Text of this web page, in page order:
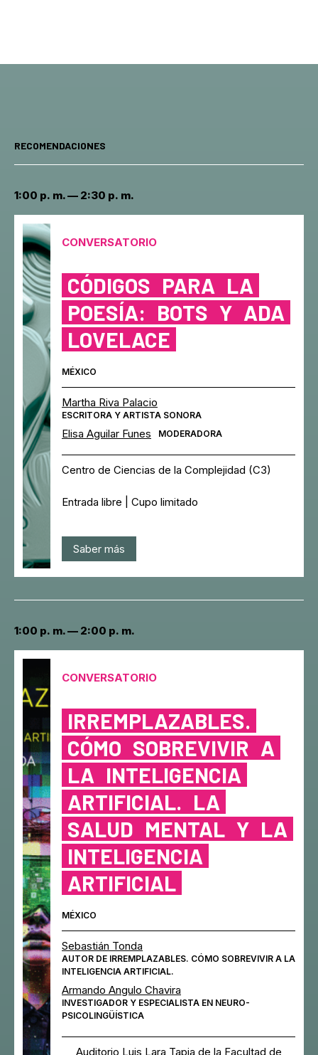
RECOMENDACIONES
1:00 p. m. — 2:30 p. m.
CONVERSATORIO
CÓDIGOS PARA LA
POESÍA: BOTS Y ADA
LOVELACE
MÉXICO
Martha Riva Palacio
ESCRITORA Y ARTISTA SONORA
Elisa Aguilar Funes MODERADORA
Centro de Ciencias de la Complejidad (C3)
Entrada libre | Cupo limitado
Saber más
1:00 p. m. — 2:00 p. m.
CONVERSATORIO
IRREMPLAZABLES.
CÓMO SOBREVIVIR A
LA INTELIGENCIA
ARTIFICIAL. LA
SALUD MENTAL Y LA
INTELIGENCIA
ARTIFICIAL
MÉXICO
Sebastián Tonda
AUTOR DE IRREMPLAZABLES. CÓMO SOBREVIVIR A LA
INTELIGENCIA ARTIFICIAL.
Armando Angulo Chavira
INVESTIGADOR Y ESPECIALISTA EN NEURO-
PSICOLINGÜÍSTICA
Auditorio Luis Lara Tapia de la Facultad de